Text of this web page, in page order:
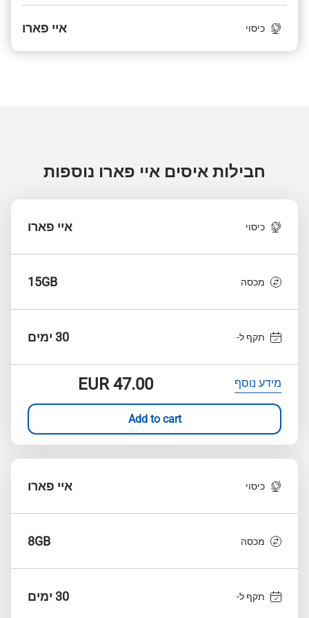
כיסוי איי פארו
חבילות איסים איי פארו נוספות
כיסוי איי פארו
מכסה 15GB
תקף ל- 30 ימים
מידע נוסף EUR47.00
Add to cart
כיסוי איי פארו
מכסה 8GB
תקף ל- 30 ימים